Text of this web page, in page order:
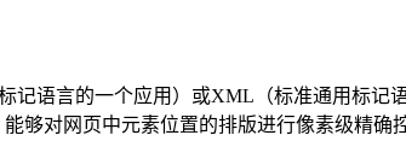
记语言的一个应用）或XML（标准通用标
够对网页中元素位置的排版进行像素级精